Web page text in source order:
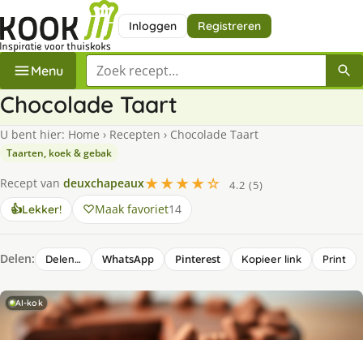
Inloggen Registreren
Menu Zoek een recept
Chocolade Taart
U bent hier: Home › Recepten › Chocolade Taart
Taarten, koek & gebak
Recept van deuxchapeaux★★★★☆
4.2 (5)
👍Lekker! Maak favoriet14
Delen: Delen… WhatsApp Pinterest Kopieer link Print
AI-kok